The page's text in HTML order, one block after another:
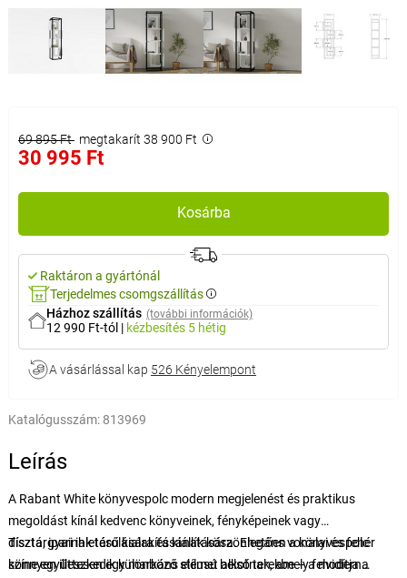
69 895 Ft megtakarít 38 900 Ft
30 995 Ft
Kosárba
Raktáron a gyártónál
Terjedelmes csomgszállítás
Házhoz szállítás (további információk)
12 990 Ft-tól | kézbesítés 5 hétig
A vásárlással kap 526 Kényelempont
Katalógusszám: 813969
Leírás
A Rabant White könyvespolc modern megjelenést és praktikus
megoldást kínál kedvenc könyveinek, fényképeinek vagy
dísztárgyainak tárolására és kiállítására. Elegáns vonalai és fehér
színe együttesen egy markáns elemet alkotnak, amely felvidítja a
Tiszta, ipari ihletésű kialakításának köszönhetően a könyvespolc
könnyen illeszkedik különböző stílusú belső terekbe – a modern